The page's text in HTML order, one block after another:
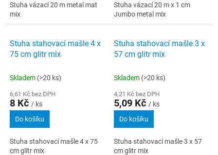
Stuha vázací 20 m metal mat
mix
Stuha vázací 20 m x 1 cm
Jumbo metal mix
Stuha stahovací mašle 4 x
75 cm glitr mix
Skladem (>20 ks)
6,61 Kč bez DPH
8 Kč / ks
Do košíku
Stuha stahovací mašle 4 x 75
cm glitr mix
Stuha stahovací mašle 3 x
57 cm glitr mix
Skladem (>20 ks)
4,21 Kč bez DPH
5,09 Kč / ks
Do košíku
Stuha stahovací mašle 3 x 57
cm glitr mix